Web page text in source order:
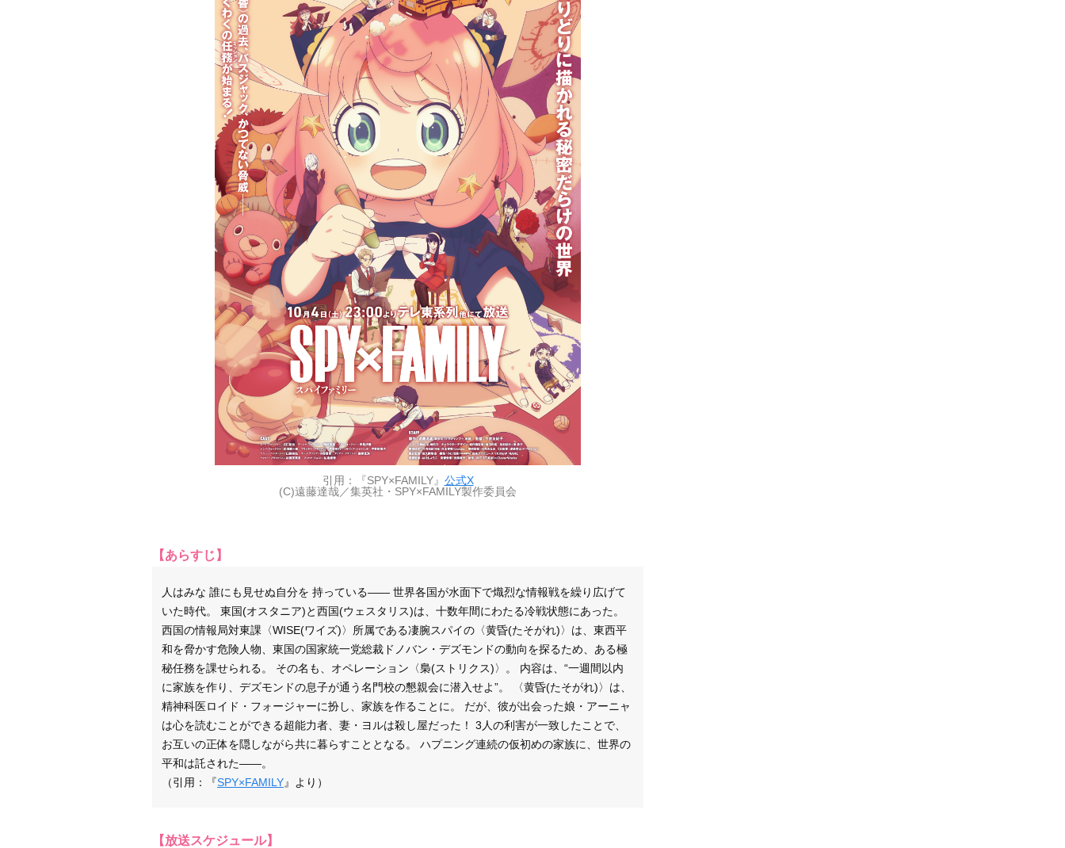
引用：『SPY×FAMILY』 公式X
(C)遠藤達哉／集英社・SPY×FAMILY製作委員会
【あらすじ】
人はみな 誰にも見せぬ自分を 持っている―― 世界各国が水面下で熾烈な情報戦を繰り広げて
いた時代。 東国(オスタニア)と西国(ウェスタリス)は、十数年間にわたる冷戦状態にあった。
西国の情報局対東課〈WISE(ワイズ)〉所属である凄腕スパイの〈黄昏(たそがれ)〉は、東西平
和を脅かす危険人物、東国の国家統一党総裁ドノバン・デズモンドの動向を探るため、ある極
秘任務を課せられる。 その名も、オペレーション〈梟(ストリクス)〉。 内容は、“一週間以内
に家族を作り、デズモンドの息子が通う名門校の懇親会に潜入せよ”。 〈黄昏(たそがれ)〉は、
精神科医ロイド・フォージャーに扮し、家族を作ることに。 だが、彼が出会った娘・アーニャ
は心を読むことができる超能力者、妻・ヨルは殺し屋だった！ 3人の利害が一致したことで、
お互いの正体を隠しながら共に暮らすこととなる。 ハプニング連続の仮初めの家族に、世界の
平和は託された――。
（引用：『SPY×FAMILY』より）
【放送スケジュール】